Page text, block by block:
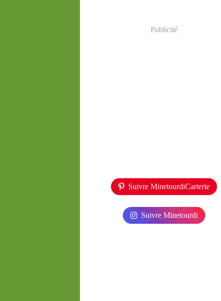
Publicité
Suivre MinetourdiCarterie
Suivre Minetourdi